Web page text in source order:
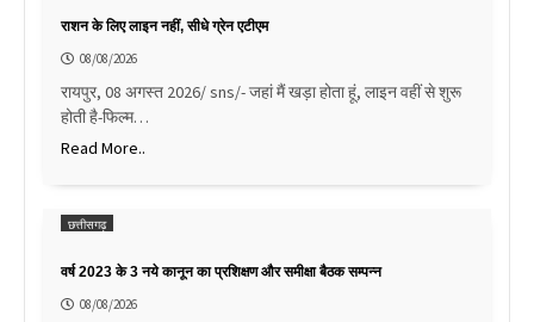
राशन के लिए लाइन नहीं, सीधे ग्रेन एटीएम
08/08/2026
रायपुर, 08 अगस्त 2026/ sns/- जहां मैं खड़ा होता हूं, लाइन वहीं से शुरू
होती है-फिल्म…
Read More..
छत्तीसगढ़
वर्ष 2023 के 3 नये कानून का प्रशिक्षण और समीक्षा बैठक सम्पन्न
08/08/2026